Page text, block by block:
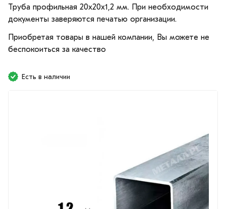
Труба профильная 20х20х1,2 мм. При необходимости
документы заверяются печатью организации.
Приобретая товары в нашей компании, Вы можете не
беспокоиться за качество
Есть в наличии